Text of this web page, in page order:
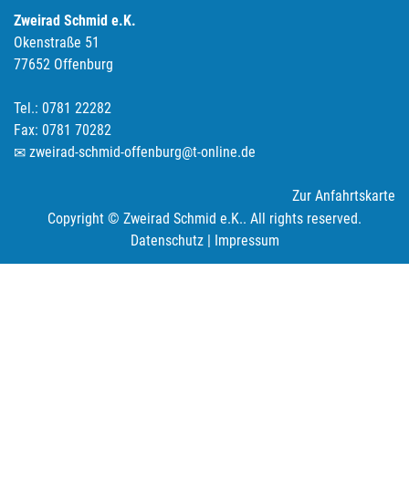
Zweirad Schmid e.K.
Okenstraße 51
77652 Offenburg
Tel.: 0781 22282
Fax: 0781 70282
zweirad-schmid-offenburg@t-online.de
Zur Anfahrtskarte
Copyright © Zweirad Schmid e.K.. All rights reserved.
Datenschutz| Impressum